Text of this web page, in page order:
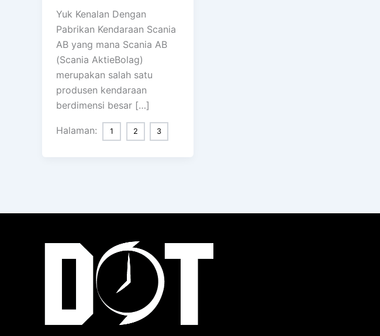
Yuk Kenalan Dengan
Pabrikan Kendaraan Scania
AB yang mana Scania AB
(Scania AktieBolag)
merupakan salah satu
produsen kendaraan
berdimensi besar […]
Halaman: 1 2 3